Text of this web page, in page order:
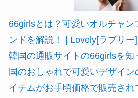
66girlsとは？可愛いオルチャン
ンドを解説！ | Lovely[ラブリー]
韓国の通販サイトの66girlsを知
国のおしゃれで可愛いデザイ
イテムがお手頃価格で販売され